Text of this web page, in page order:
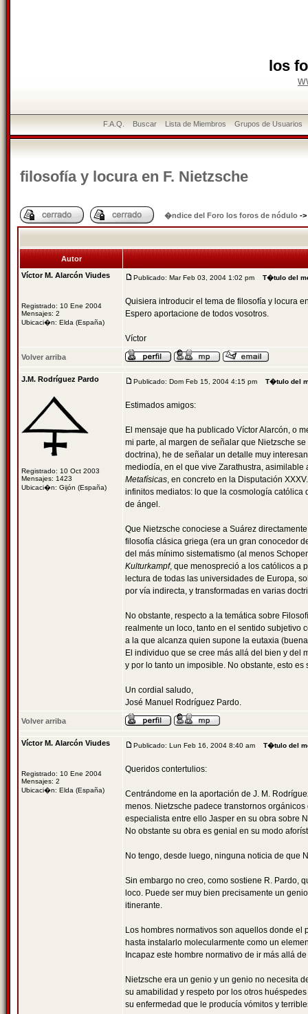
los
F.A.Q. Buscar Lista de Miembros Grupos de Usuarios
filosofía y locura en F. Nietzsche
�ndice del Foro los foros de nódulo ->
Autor
Víctor M. Alarcón Viudes
Registrado: 10 Ene 2004
Mensajes: 2
Ubicaci�n: Elda (España)
Publicado: Mar Feb 03, 2004 1:02 pm T�tulo del
Quisiera introducir el tema de filosofía y locura
Espero aportacione de todos vosotros.
Víctor
Volver arriba
J.M. Rodríguez Pardo
Registrado: 10 Oct 2003
Mensajes: 1423
Ubicaci�n: Gijón (España)
Publicado: Dom Feb 15, 2004 4:15 pm T�tulo del
Estimados amigos:
El mensaje que ha publicado Víctor Alarcón, o
mi parte, al margen de señalar que Nietzsche
doctrina), he de señalar un detalle muy
mediodía, en el que vive Zarathustra,
Metafísicas, en concreto en la Disputación
infinitos mediatos: lo que la cosmología
de ángel.
Que Nietzsche conociese a Suárez
filosofía clásica griega (era un gran conocedor
del más mínimo sistematismo (al menos
Kulturkampf, que menospreció a los católicos a
lectura de todas las universidades de Europa,
por vía indirecta, y transformadas en varias
No obstante, respecto a la temática sobre
realmente un loco, tanto en el sentido subjetivo
a la que alcanza quien supone la eutaxia
El individuo que se cree más allá del bien y del
y por lo tanto un imposible. No obstante, esto
Un cordial saludo,
José Manuel Rodríguez Pardo.
Volver arriba
Víctor M. Alarcón Viudes
Registrado: 10 Ene 2004
Mensajes: 2
Ubicaci�n: Elda (España)
Publicado: Lun Feb 16, 2004 8:40 am T�tulo del
Queridos contertulios:
Centrándome en la aportación de J. M.
menos. Nietzsche padece transtornos
especialista entre ello Jasper en su obra sobre
No obstante su obra es genial en su modo
No tengo, desde luego, ninguna noticia de que
Sin embargo no creo, como sostiene R. Pardo,
loco. Puede ser muy bien precisamente un
itinerante.
Los hombres normativos son aquellos donde
hasta instalarlo molecularmente como un
Incapaz este hombre normativo de ir más allá
Nietzsche era un genio y un genio no necesita
su amabilidad y respeto por los otros
su enfermedad que le producía vómitos y